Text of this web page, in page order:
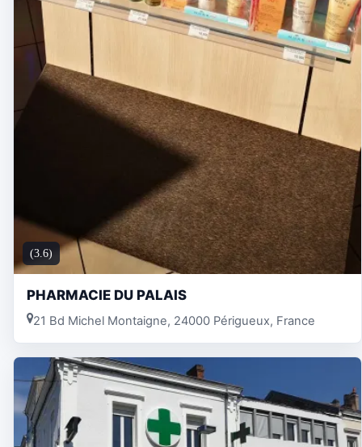
(3.6)
PHARMACIE DU PALAIS
21 Bd Michel Montaigne, 24000 Périgueux, France